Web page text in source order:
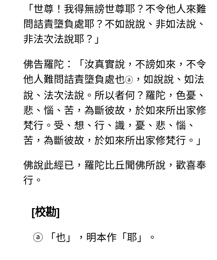
「世尊！我得無謗世尊耶？不令他人來難
問詰責墮負處耶？不如說說、非如法說、
非法次法說耶？」
佛告羅陀：「汝真實說，不謗如來，不令
他人難問詰責墮負處也ⓐ ，如說說、如法
說、法次法說。所以者何？羅陀，色憂、
悲、惱、苦，為斷彼故，於如來所出家修
梵行。受、想、行、識，憂、悲、惱、
苦，為斷彼故，於如來所出家修梵行。」
佛說此經已，羅陀比丘聞佛所說，歡喜奉
行。
[校勘]
ⓐ 「也」，明本作「耶」。